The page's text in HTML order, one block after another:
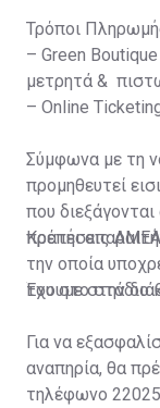
Τρόποι
– Green
μετρητά &
– Online
Σύμφωνα με τη
προμηθευτεί
που
πρέπει
την οποία
του στο στάδιο
Κρατήσεις
Έχουμε στην
Για να
αναπηρία, θα
τηλέφωνο